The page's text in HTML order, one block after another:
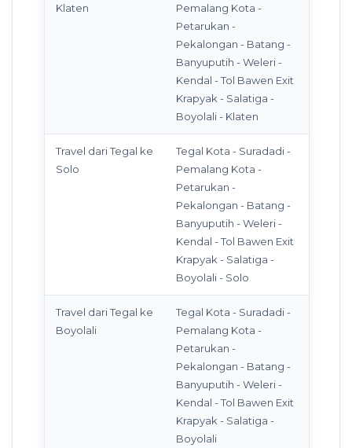
Klaten
Pemalang Kota -
Petarukan -
Pekalongan - Batang -
Banyuputih - Weleri -
Kendal - Tol Bawen Exit
Krapyak - Salatiga -
Boyolali - Klaten
Travel dari Tegal ke
Solo
Tegal Kota - Suradadi -
Pemalang Kota -
Petarukan -
Pekalongan - Batang -
Banyuputih - Weleri -
Kendal - Tol Bawen Exit
Krapyak - Salatiga -
Boyolali - Solo
Travel dari Tegal ke
Boyolali
Tegal Kota - Suradadi -
Pemalang Kota -
Petarukan -
Pekalongan - Batang -
Banyuputih - Weleri -
Kendal - Tol Bawen Exit
Krapyak - Salatiga -
Boyolali